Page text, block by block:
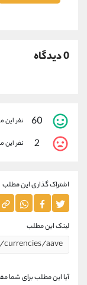
0 دیدگاه
60 نفر این
2 نفر این
اشتراک گذاری این مطلب
لینک این مطلب
آیا این مطلب برای شما